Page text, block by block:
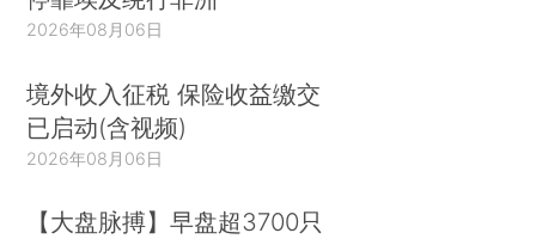
2026年08月06日
境外收入征税 保险收益缴交
已启动(含视频)
2026年08月06日
【大盘脉搏】早盘超3700只